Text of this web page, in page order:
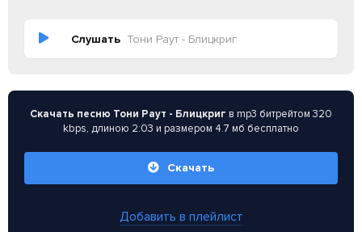
Слушать Тони Раут - Блицкриг
Скачать песню Тони Раут - Блицкриг в mp3 битрейтом 320
kbps, длиною 2:03 и размером 4.7 мб бесплатно
Скачать
Добавить в плейлист